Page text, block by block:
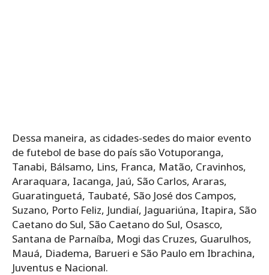
Dessa maneira, as cidades-sedes do maior evento
de futebol de base do país são Votuporanga,
Tanabi, Bálsamo, Lins, Franca, Matão, Cravinhos,
Araraquara, Iacanga, Jaú, São Carlos, Araras,
Guaratinguetá, Taubaté, São José dos Campos,
Suzano, Porto Feliz, Jundiaí, Jaguariúna, Itapira, São
Caetano do Sul, São Caetano do Sul, Osasco,
Santana de Parnaíba, Mogi das Cruzes, Guarulhos,
Mauá, Diadema, Barueri e São Paulo em Ibrachina,
Juventus e Nacional.